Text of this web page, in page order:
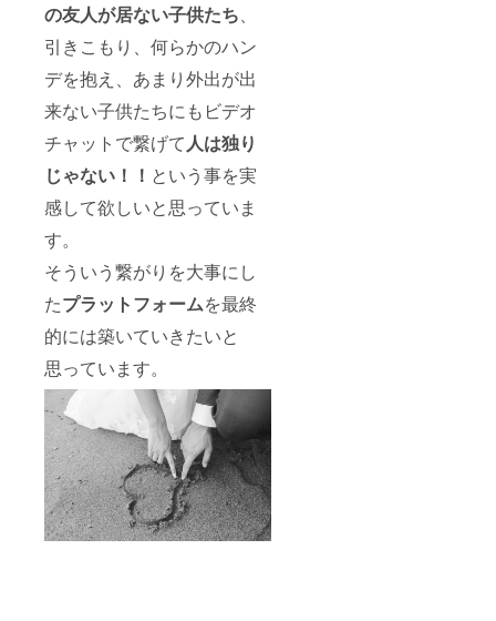
の友人が居ない子供たち、
引きこもり、何らかのハン
デを抱え、あまり外出が出
来ない子供たちにもビデオ
チャットで繋げて人は独り
じゃない！！ という事を実
感して欲しいと思っていま
す。
そういう繋がりを大事にし
たプラットフォームを最終
的には築いていきたいと
思っています。